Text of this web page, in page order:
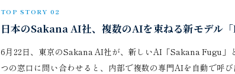
TOP STORY 02
日本のSakana AI社、複数のAIを束ねる新モデル
6月22日、東京のSakana AI社が、新しいAI「Sakana Fugu
つの窓口に問い合わせると、内部で複数の専門AIを自動で呼